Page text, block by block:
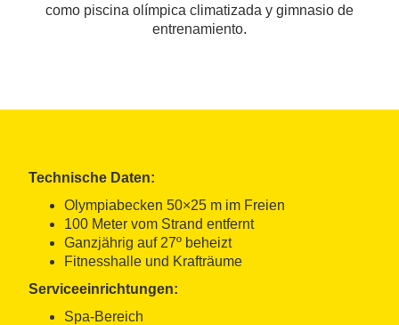
como piscina olímpica climatizada y gimnasio de
entrenamiento.
Technische Daten:
Olympiabecken 50×25 m im Freien
100 Meter vom Strand entfernt
Ganzjährig auf 27º beheizt
Fitnesshalle und Krafträume
Serviceeinrichtungen:
Spa-Bereich